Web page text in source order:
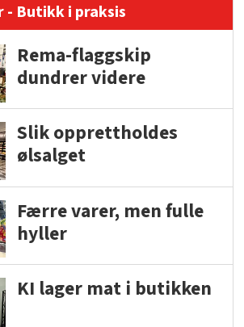
Butikk i praksis
Rema-flaggskip
dundrer videre
Slik opprettholdes
ølsalget
Færre varer, men fulle
hyller
KI lager mat i butikken